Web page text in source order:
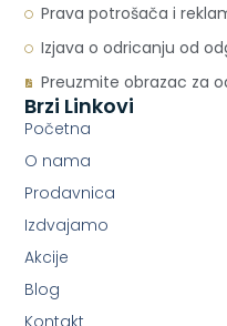
Prava potrošača i
Izjava o odricanju od
Preuzmite obrazac za
Brzi Linkovi
Početna
O nama
Prodavnica
Izdvajamo
Akcije
Blog
Kontakt